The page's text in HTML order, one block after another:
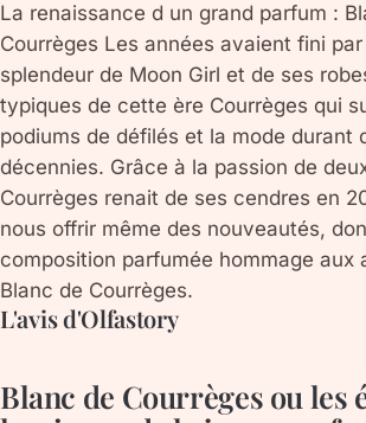
La renaissance d un grand parfum :
Courrèges Les années avaient fini
splendeur de Moon Girl et de ses
typiques de cette ère Courrèges qui
podiums de défilés et la mode durant
décennies. Grâce à la passion de
Courrèges renait de ses cendres en
nous offrir même des nouveautés,
composition parfumée hommage aux
Blanc de Courrèges.
L'avis d'Olfastory
Blanc de Courrèges ou les